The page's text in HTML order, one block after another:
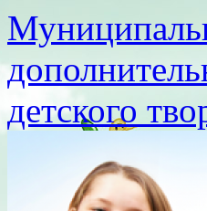
детского